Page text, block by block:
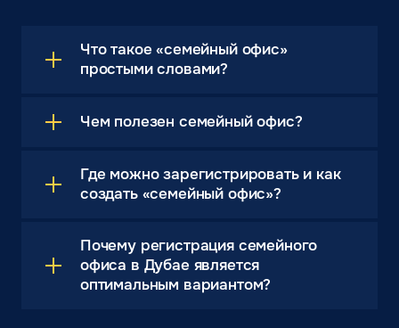
Что такое «семейный офис»
простыми словами?
Чем полезен семейный офис?
Где можно зарегистрировать и как
создать «семейный офис»?
Почему регистрация семейного
офиса в Дубае является
оптимальным вариантом?